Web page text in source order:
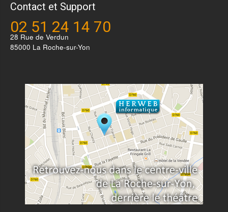
Contact et Support
02 51 24 14 70
28 Rue de Verdun
85000 La Roche-sur-Yon